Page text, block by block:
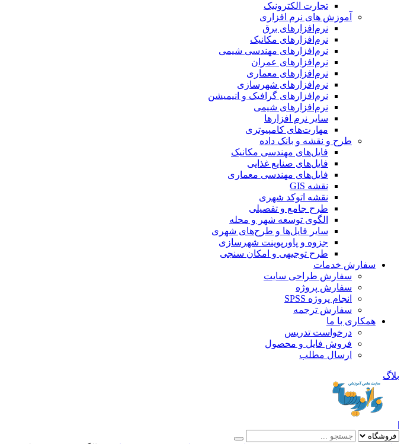
تجارت الکترونیک
آموزش های نرم افزاری
نرم‌افزارهای برق
نرم‌افزارهای مکانیک
نرم‌افزارهای مهندسی شیمی
نرم‌افزارهای عمران
نرم‌افزارهای معماری
نرم‌افزارهای شهرسازی
نرم‌افزارهای گرافیک و انیمیشن
نرم‌افزارهای شیمی
سایر نرم افزارها
مهارت‌های کامپیوتری
طرح و نقشه و بانک داده
فایل‌های مهندسی مکانیک
فایل‌های صنایع غذایی
فایل‌های مهندسی معماری
نقشه GIS
نقشه اتوکد شهری
طرح جامع و تفصیلی
الگوی توسعه شهر و محله
سایر فایل‌ها و طرح‌های شهری
جزوه و پاورپوینت شهرسازی
طرح توجیهی و امکان سنجی
سفارش خدمات
سفارش طراحی سایت
سفارش پروژه
انجام پروژه SPSS
سفارش ترجمه
همکاری با ما
درخواست تدریس
فروش فایل و محصول
ارسال مطلب
بلاگ
|